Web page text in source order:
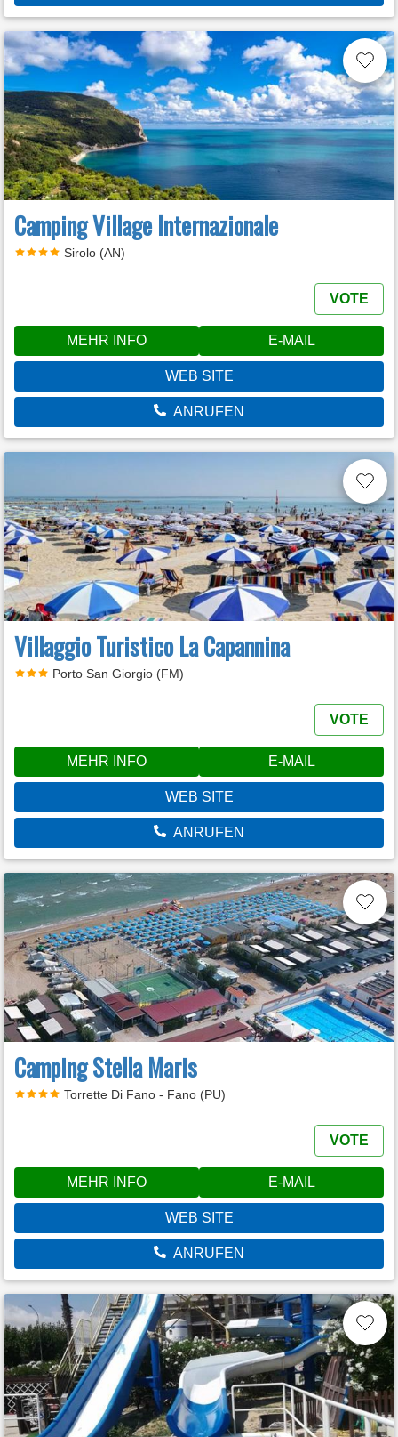
Camping Village Internazionale
Sirolo (AN)
VOTE
MEHR INFO E-MAIL
WEB SITE
ANRUFEN
Villaggio Turistico La Capannina
Porto San Giorgio (FM)
VOTE
MEHR INFO E-MAIL
WEB SITE
ANRUFEN
Camping Stella Maris
Torrette Di Fano - Fano (PU)
VOTE
MEHR INFO E-MAIL
WEB SITE
ANRUFEN